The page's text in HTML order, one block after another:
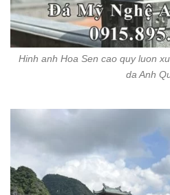
Hinh anh Hoa Sen cao quy luon
da Anh